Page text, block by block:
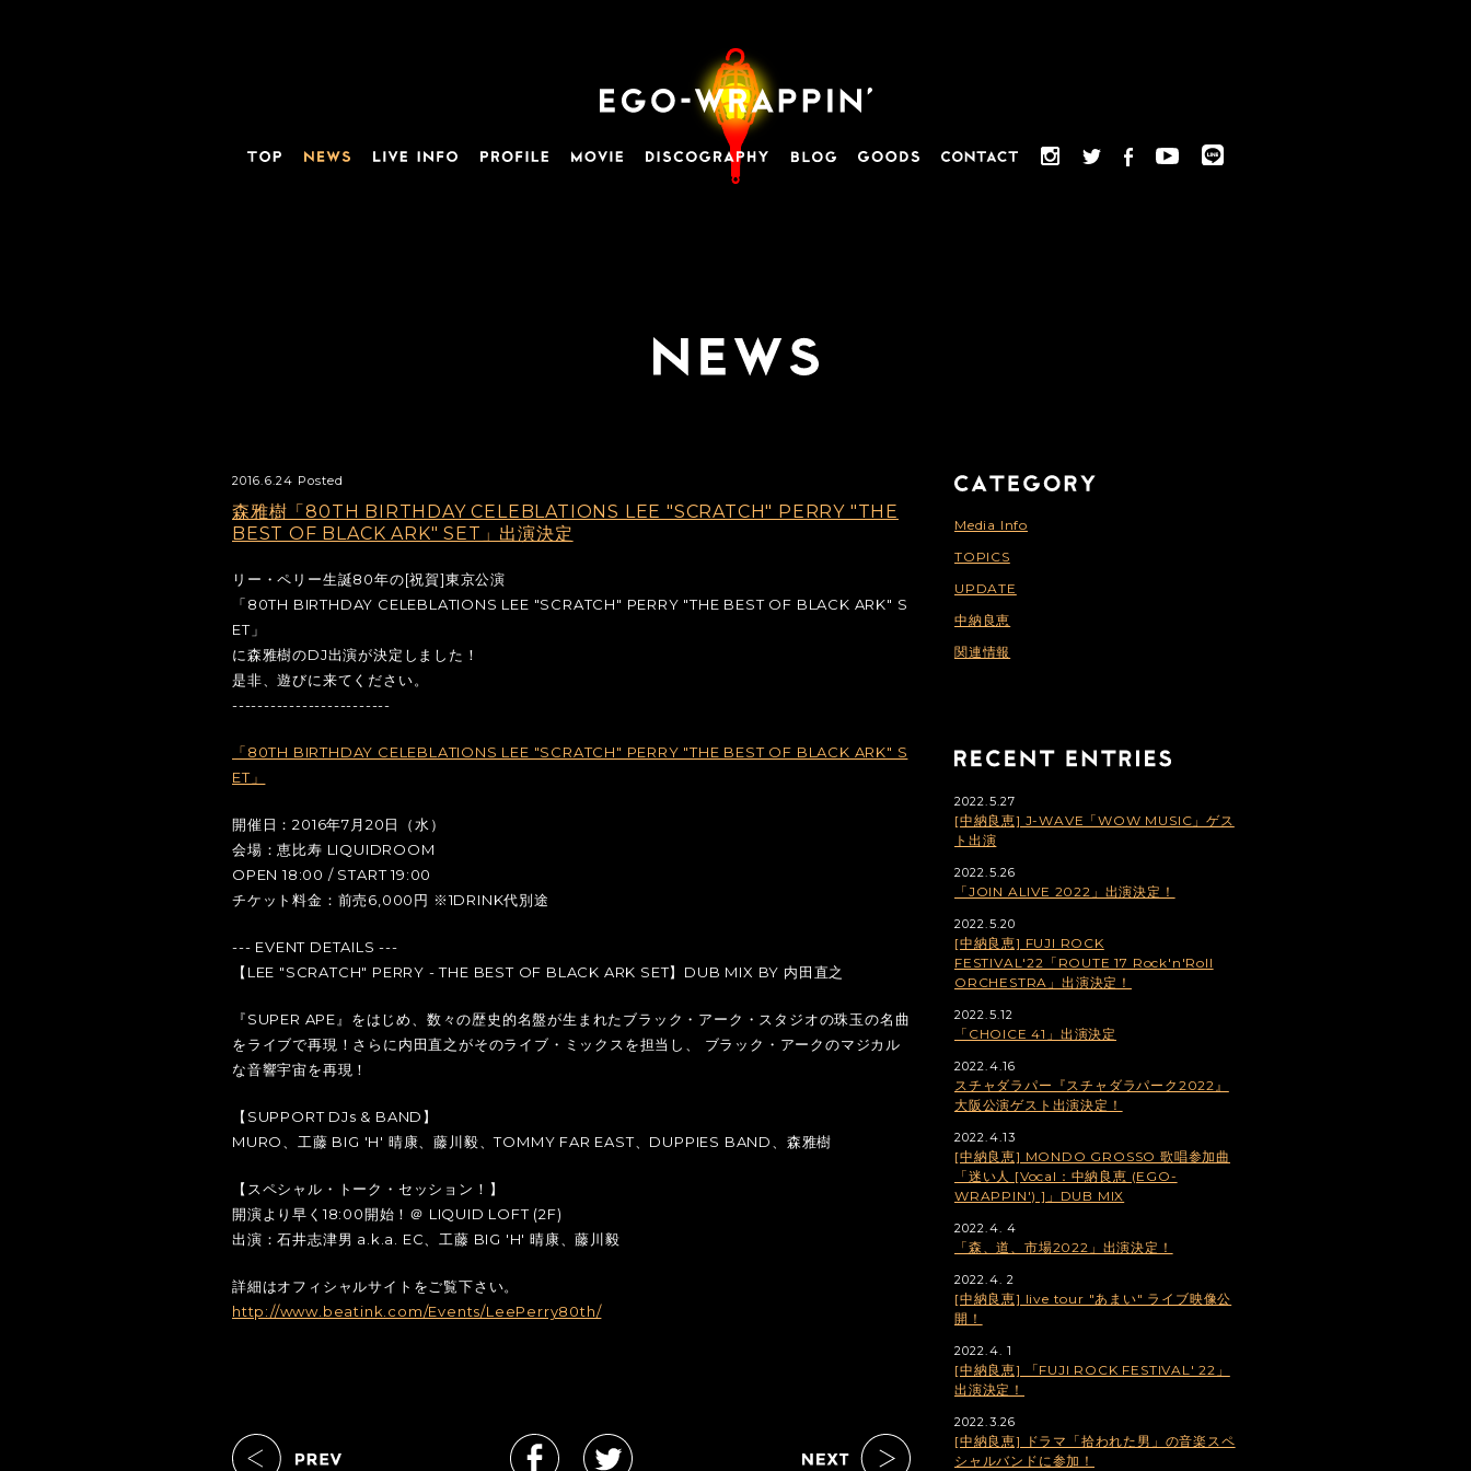
2016.6.24 Posted
森雅樹「80TH BIRTHDAY CELEBLATIONS LEE "SCRATCH" PERRY "THE
BEST OF BLACK ARK" SET」出演決定
リー・ペリー生誕80年の[祝賀]東京公演
「80TH BIRTHDAY CELEBLATIONS LEE "SCRATCH" PERRY "THE BEST OF BLACK ARK" S
ET」
に森雅樹のDJ出演が決定しました！
是非、遊びに来てください。
-------------------------
「80TH BIRTHDAY CELEBLATIONS LEE "SCRATCH" PERRY "THE BEST OF BLACK ARK" S
ET」
開催日：2016年7月20日（水）
会場：恵比寿 LIQUIDROOM
OPEN 18:00 / START 19:00
チケット料金：前売6,000円 ※1DRINK代別途
--- EVENT DETAILS ---
【LEE "SCRATCH" PERRY - THE BEST OF BLACK ARK SET】DUB MIX BY 内田直之
『SUPER APE』をはじめ、数々の歴史的名盤が生まれたブラック・アーク・スタジオの珠玉の名曲
をライブで再現！さらに内田直之がそのライブ・ミックスを担当し、 ブラック・アークのマジカル
な音響宇宙を再現！
【SUPPORT DJs & BAND】
MURO、工藤 BIG 'H' 晴康、藤川毅、TOMMY FAR EAST、DUPPIES BAND、森雅樹
【スペシャル・トーク・セッション！】
開演より早く18:00開始！＠ LIQUID LOFT (2F)
出演：石井志津男 a.k.a. EC、工藤 BIG 'H' 晴康、藤川毅
詳細はオフィシャルサイトをご覧下さい。
http://www.beatink.com/Events/LeePerry80th/
Media Info
TOPICS
UPDATE
中納良恵
関連情報
2022.5.27
[中納良恵] J-WAVE「WOW MUSIC」ゲス
ト出演
2022.5.26
「JOIN ALIVE 2022」出演決定！
2022.5.20
[中納良恵] FUJI ROCK
FESTIVAL'22「ROUTE 17 Rock'n'Roll
ORCHESTRA」出演決定！
2022.5.12
「CHOICE 41」出演決定
2022.4.16
スチャダラパー『スチャダラパーク2022』
大阪公演ゲスト出演決定！
2022.4.13
[中納良恵] MONDO GROSSO 歌唱参加曲
「迷い人 [Vocal：中納良恵 (EGO-
WRAPPIN') ]」DUB MIX
2022.4. 4
「森、道、市場2022」出演決定！
2022.4. 2
[中納良恵] live tour "あまい" ライブ映像公
開！
2022.4. 1
[中納良恵] 「FUJI ROCK FESTIVAL' 22」
出演決定！
2022.3.26
[中納良恵] ドラマ「拾われた男」の音楽スペ
シャルバンドに参加！